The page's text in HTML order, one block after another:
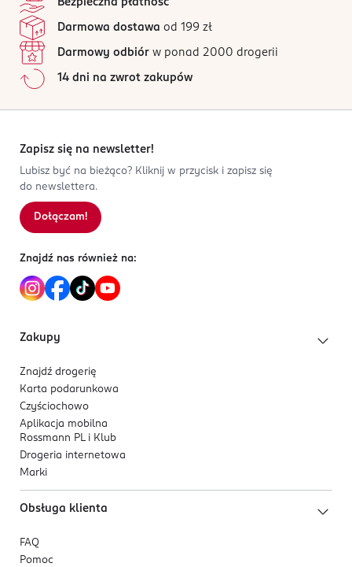
Bezpieczna płatność
Darmowa dostawa od 199 zł
Darmowy odbiór w ponad 2000 drogerii
14 dni na zwrot zakupów
Zapisz się na newsletter!
Lubisz być na bieżąco? Kliknij w przycisk i zapisz się
do newslettera.
Dołączam!
Znajdź nas również na:
Zakupy
Znajdź drogerię
Karta podarunkowa
Czyściochowo
Aplikacja mobilna
Rossmann PL i Klub
Drogeria internetowa
Marki
Obsługa klienta
FAQ
Pomoc